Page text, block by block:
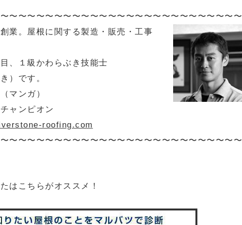
〜〜〜〜〜〜〜〜〜〜〜〜〜〜〜〜〜〜〜〜〜〜〜〜〜〜
業。屋根に関する製造・販売・工事
、１級かわらぶき技能士
）です。
マンガ）
ャンピオン
roofing.com
〜〜〜〜〜〜〜〜〜〜〜〜〜〜〜〜〜〜〜〜〜〜〜〜〜〜
はこちらがオススメ！